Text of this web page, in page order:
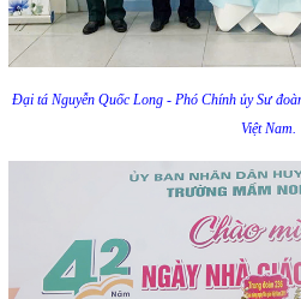
Đại tá Nguyễn Quốc Long - Phó Chính ủy Sư
Việt Nam.